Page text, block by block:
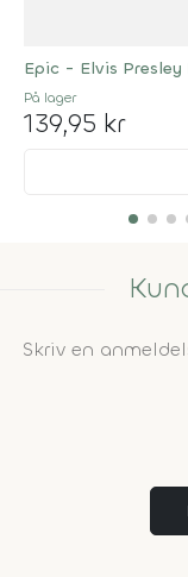
Epic - Elvis
På lager
139,95 kr
Skriv en